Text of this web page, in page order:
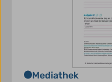
Mediathek